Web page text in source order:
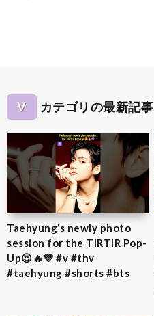
V カテゴリの最新記事
Taehyung’s newly photo
session for the TIRTIR Pop-
Up😍🔥💜 #v #thv
#taehyung #shorts #bts